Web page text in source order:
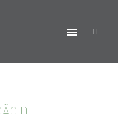
DE